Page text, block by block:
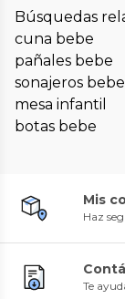
Búsquedas
cuna bebe
pañales bebe
sonajeros bebe
mesa infantil
botas bebe
Mis
Haz
Te